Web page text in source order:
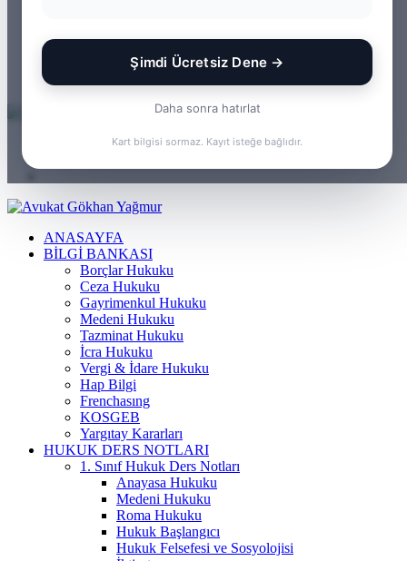
Şimdi Ücretsiz Dene →
Daha sonra hatırlat
Kart bilgisi sormaz. Kayıt isteğe bağlıdır.
Ol
Rastgele
Bölmesi
yap
ANASAYFA
BILGI BANKASI
Borçlar Hukuku
Ceza Hukuku
Gayrimenkul Hukuku
Medeni Hukuku
Tazminat Hukuku
İcra Hukuku
Vergi & İdare Hukuku
Hap Bilgi
Frenchasıng
KOSGEB
Yargıtay Kararları
HUKUK DERS NOTLARI
1. Sınıf Hukuk Ders Notları
Anayasa Hukuku
Medeni Hukuku
Roma Hukuku
Hukuk Başlangıcı
Hukuk Felsefesi ve Sosyolojisi